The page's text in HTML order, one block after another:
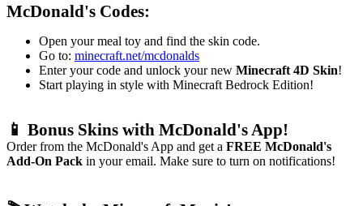
McDonald's Codes:
Open your meal toy and find the skin code.
Go to: minecraft.net/mcdonalds
Enter your code and unlock your new Minecraft 4D Skin!
Start playing in style with Minecraft Bedrock Edition!
📱 Bonus Skins with McDonald's App!
Order from the McDonald's App and get a FREE McDonald's
Add-On Pack in your email. Make sure to turn on notifications!